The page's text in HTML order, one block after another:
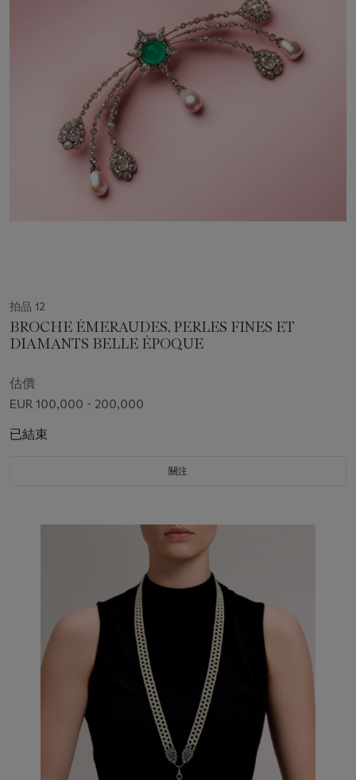
拍品 12
BROCHE ÉMERAUDES, PERLES FINES ET
DIAMANTS BELLE ÉPOQUE
估價
EUR 100,000 - 200,000
已結束
關注